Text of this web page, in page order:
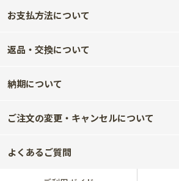
お支払方法について
返品・交換について
納期について
ご注文の変更・キャンセルについて
よくあるご質問